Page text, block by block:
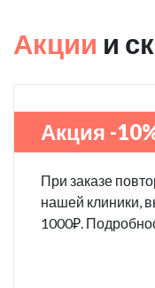
Акции и
Акция -
При заказе
нашей клиники,
1000₽.